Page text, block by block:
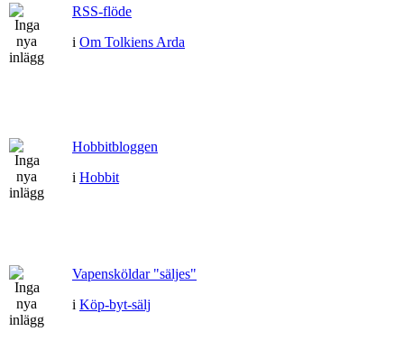
RSS-flöde
i Om Tolkiens Arda
Hobbitbloggen
i Hobbit
Vapensköldar "säljes"
i Köp-byt-sälj